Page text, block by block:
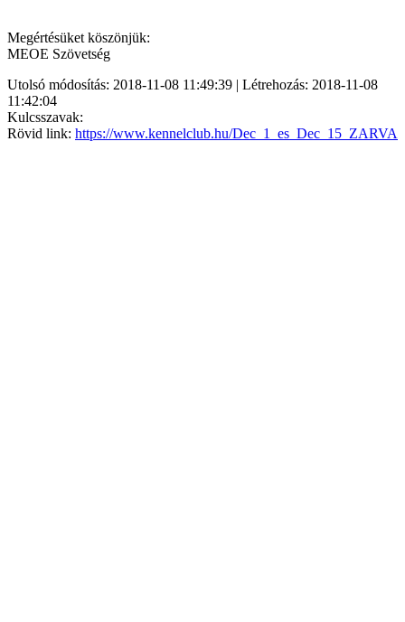
Megértésüket köszönjük:
MEOE Szövetség
Utolsó módosítás: 2018-11-08 11:49:39 | Létrehozás: 2018-11-08
11:42:04
Kulcsszavak:
Rövid link: https://www.kennelclub.hu/Dec_1_es_Dec_15_ZARVA